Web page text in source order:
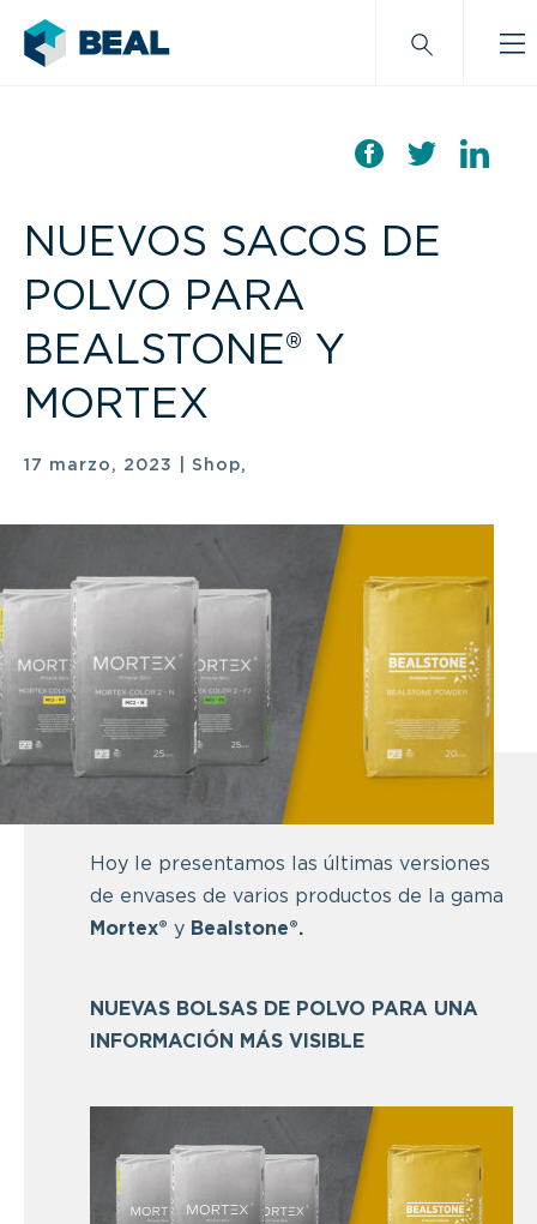
NUEVOS SACOS DE
POLVO PARA
BEALSTONE® Y
MORTEX
17 marzo, 2023 Shop,
Hoy le presentamos las últimas versiones
de envases de varios productos de la gama
Mortex® y Bealstone®.
NUEVAS BOLSAS DE POLVO PARA UNA
INFORMACIÓN MÁS VISIBLE